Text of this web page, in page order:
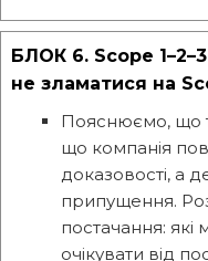
БЛОК 6. Scope
не зламатися на
Пояснюємо, що
що компанія
доказовості, а
припущення.
постачання: які
очікувати від